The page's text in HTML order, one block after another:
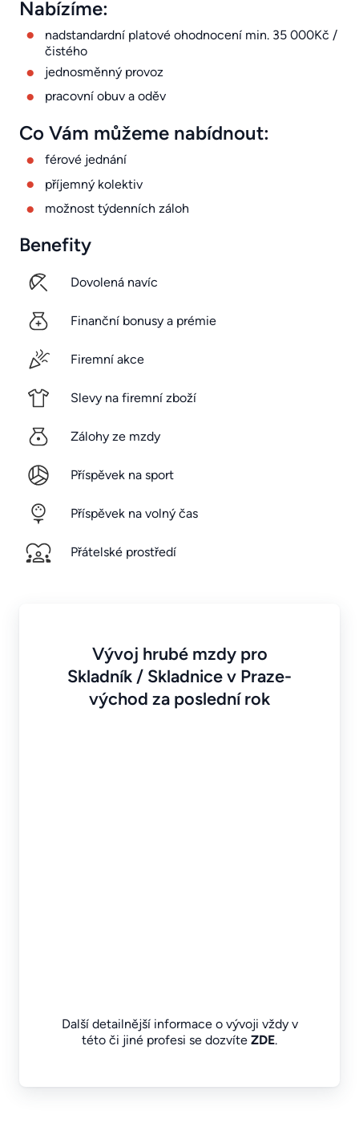
Nabízíme:
nadstandardní platové ohodnocení min. 35 000Kč /
čistého
jednosměnný provoz
pracovní obuv a oděv
Co Vám můžeme nabídnout:
férové jednání
příjemný kolektiv
možnost týdenních záloh
Benefity
Dovolená navíc
Finanční bonusy a prémie
Firemní akce
Slevy na firemní zboží
Zálohy ze mzdy
Příspěvek na sport
Příspěvek na volný čas
Přátelské prostředí
Vývoj hrubé mzdy pro
Skladník / Skladnice v Praze-
východ za poslední rok
Další detailnější informace o vývoji vždy v
této či jiné profesi se dozvíte ZDE.